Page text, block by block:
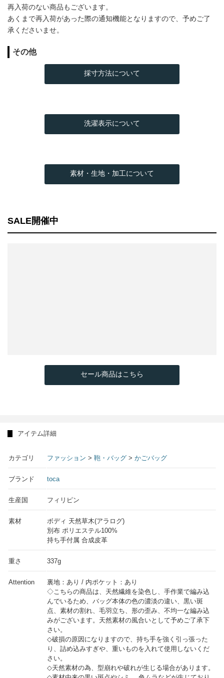
再入荷のない商品もございます。
あくまで再入荷があった際の通知機能となりますので、予めご了
承くださいませ。
その他
採寸方法について
洗濯表示について
素材・生地・加工について
SALE開催中
セール商品はこちら
アイテム詳細
カテゴリ ファッション > 鞄・バッグ > かごバッグ
ブランド toca
生産国 フィリピン
素材
ボディ 天然草木(アラログ)
別布 ポリエステル100%
持ち手付属 合成皮革
重さ 337g
Attention
裏地：あり / 内ポケット：あり
◇こちらの商品は、天然繊維を染色し、手作業で編み込
んでいるため、バッグ本体の色の濃淡の違い、黒い斑
点、素材の割れ、毛羽立ち、形の歪み、不均一な編み込
みがございます。天然素材の風合いとして予めご了承下
さい。
◇破損の原因になりますので、持ち手を強く引っ張った
り、詰め込みすぎや、重いものを入れて使用しないくだ
さい。
◇天然素材の為、型崩れや破れが生じる場合があります。